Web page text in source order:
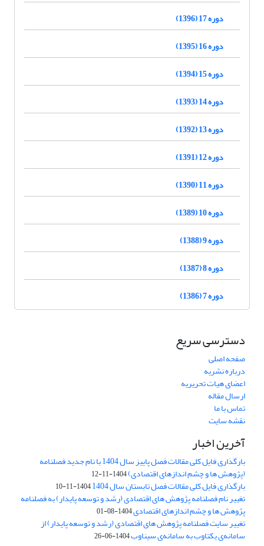
دوره 17 (1396)
دوره 16 (1395)
دوره 15 (1394)
دوره 14 (1393)
دوره 13 (1392)
دوره 12 (1391)
دوره 11 (1390)
دوره 10 (1389)
دوره 9 (1388)
دوره 8 (1387)
دوره 7 (1386)
دسترسی سریع
صفحه اصلی
درباره نشریه
اعضای هیات تحریریه
ارسال مقاله
تماس با ما
نقشه سایت
آخرین اخبار
بارگذاری فایل کلی مقالات فصل پاییز سال 1404 با نام جدید فصلنامه
(پژوهش ها و چشم اندازهای اقتصادی)1404-11-12
بارگذاری فایل کلی مقالات فصل تابستان سال 1404 1404-11-10
تغییر نام فصلنامه پژوهش های اقتصادی (رشد و توسعه پایدار) به فصلنامه
پژوهش ها و چشم اندازهای اقتصادی1404-08-01
تغییر سایت فصلنامه پژوهش های اقتصادی (رشد و توسعه پایدار) از
سامانه‌ی یکتاوب به سامانه‌ی سیناوب1404-06-26